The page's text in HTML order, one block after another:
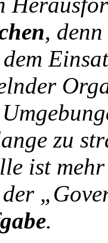
,
zu
ist
.